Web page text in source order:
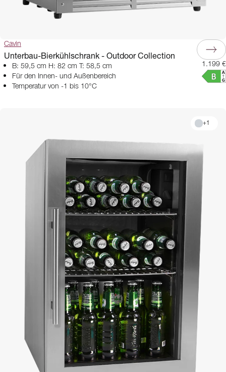
Cavin
Unterbau-Bierkühlschrank - Outdoor Collection
B: 59,5 cm H: 82 cm T: 58,5 cm
Für den Innen- und Außenbereich
Temperatur von -1 bis 10°C
1.199 €
+1